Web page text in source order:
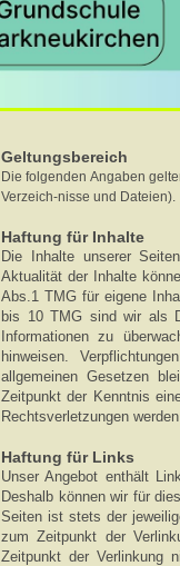
Geltungsbereich
Die folgenden Angaben
Verzeich-nisse und Dateien).
Haftung für Inhalte
Die Inhalte unserer
Aktualität der Inhalte
Abs.1 TMG für eigene
bis 10 TMG sind wir als
Informationen zu
hinweisen.
allgemeinen Gesetzen
Zeitpunkt der Kenntnis
Rechtsverletzungen
Haftung für Links
Unser Angebot enthält
Deshalb können wir für
Seiten ist stets der
zum Zeitpunkt der
Zeitpunkt der Verlinkung